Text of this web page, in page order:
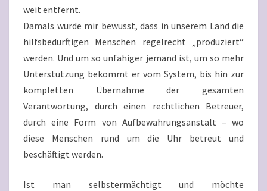
weit entfernt.
Damals wurde mir bewusst, dass in unserem Land die
hilfsbedürftigen Menschen regelrecht „produziert“
werden. Und um so unfähiger jemand ist, um so mehr
Unterstützung bekommt er vom System, bis hin zur
kompletten Übernahme der gesamten
Verantwortung, durch einen rechtlichen Betreuer,
durch eine Form von Aufbewahrungsanstalt – wo
diese Menschen rund um die Uhr betreut und
beschäftigt werden.
Ist man selbstermächtigt und möchte